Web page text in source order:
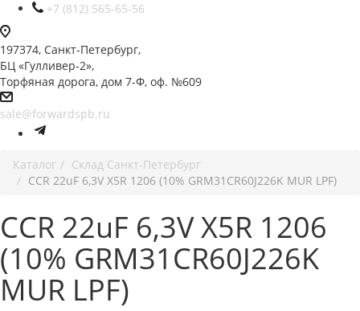
+7 (812) 565-65-56
197374, Санкт-Петербург,
БЦ «Гулливер-2»,
Торфяная дорога, дом 7-Ф, оф. №609
sale@forwardspb.ru
Каталог
Cклад Санкт-Петербург
CCR 22uF 6,3V X5R 1206 (10% GRM31CR60J226K MUR LPF)
CCR 22uF 6,3V X5R 1206
(10% GRM31CR60J226K
MUR LPF)